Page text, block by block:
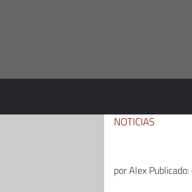
NOTICIAS
porAlex